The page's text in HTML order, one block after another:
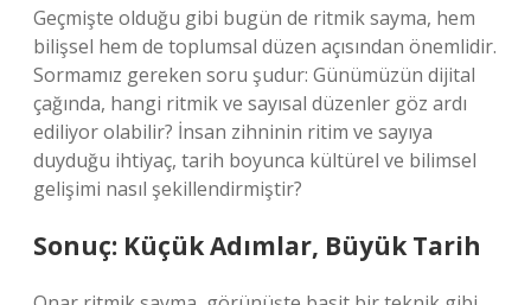
Geçmişte olduğu gibi bugün de ritmik sayma, hem
bilişsel hem de toplumsal düzen açısından önemlidir.
Sormamız gereken soru şudur: Günümüzün dijital
çağında, hangi ritmik ve sayısal düzenler göz ardı
ediliyor olabilir? İnsan zihninin ritim ve sayıya
duyduğu ihtiyaç, tarih boyunca kültürel ve bilimsel
gelişimi nasıl şekillendirmiştir?
Sonuç: Küçük Adımlar, Büyük Tarih